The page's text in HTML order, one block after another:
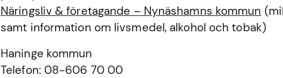
Näringsliv & företagande – Nynäshamns kommun
samt information om livsmedel, alkohol och tobak)
Haninge kommun
Telefon: 08-606 70 00